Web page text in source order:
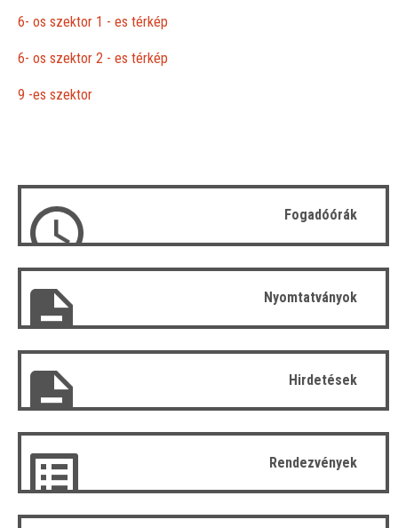
6- os szektor 1 - es térkép
6- os szektor 2 - es térkép
9 -es szektor
Fogadóórák
Nyomtatványok
Hirdetések
Rendezvények